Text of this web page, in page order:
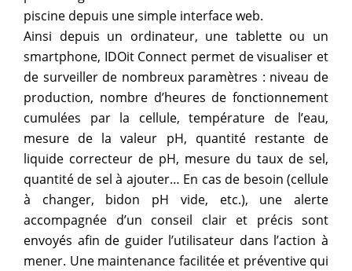
piscine depuis une simple interface web.
Ainsi depuis un ordinateur, une tablette ou un
smartphone, IDOit Connect permet de visualiser et
de surveiller de nombreux paramètres : niveau de
production, nombre d’heures de fonctionnement
cumulées par la cellule, température de l’eau,
mesure de la valeur pH, quantité restante de
liquide correcteur de pH, mesure du taux de sel,
quantité de sel à ajouter… En cas de besoin (cellule
à changer, bidon pH vide, etc.), une alerte
accompagnée d’un conseil clair et précis sont
envoyés afin de guider l’utilisateur dans l’action à
mener. Une maintenance facilitée et préventive qui